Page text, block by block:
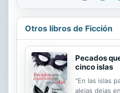
Otros libros de Ficción
Pecados
cinco islas
"En las islas
alejas dejas